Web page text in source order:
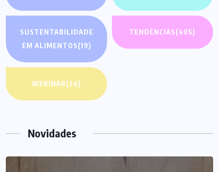
SUSTENTABILIDADE
EM ALIMENTOS(19)
TENDÊNCIAS(405)
WEBINAR(26)
Novidades